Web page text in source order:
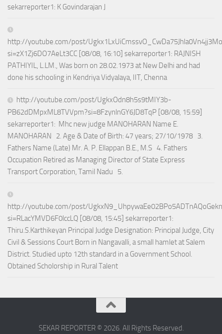
sekarreporter1: K Govindarajan J
http://youtube.com/post/
si=zX1Zj6DO7AeLt3CC [08/08, 16:10] sekarreporter1: RAJNISH
PATHIYIL, L.LM., Was born on 28.02.1973 at New Delhi and had
done his schooling in Kendriya Vidyalaya, IIT, Chenna
http://youtube.com/post/UgkxOdn8h5s9tMIY3b-
PB62dDMpxML8TVVpm?si=8FzynlnGY6JD8TqP [08/08, 15:59]
sekarreporter1: Mhc new judge MANOHARAN Name E.
MANOHARAN 2. Age & Date of Birth: 47 years; 27/10/1978 3.
Fathers Name (Late) Mr. A. P. Ellappan B.E., M.S 4. Fathers
Occupation Retired as Managing Director of State Express
Transport Corporation, Tamil Nadu 5.
http://youtube.com/post/
si=RLacYMVD6F0lccLQ [08/08, 15:45] sekarreporter1:
Thiru.S.Karthikeyan Principal Judge Designation: Principal Judge, City
Civil & Sessions Court Born in Nangavalli, a small hamlet at Salem
District. Studied upto 12th standard in a Government School.
Obtained Scholorship in Rural Talent
SEKAR REPORTER © 2026. All Rights Reserved.